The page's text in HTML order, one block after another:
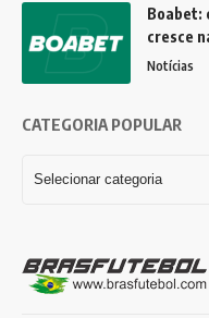
Boabet:
cresce
Notícias
CATEGORIA POPULAR